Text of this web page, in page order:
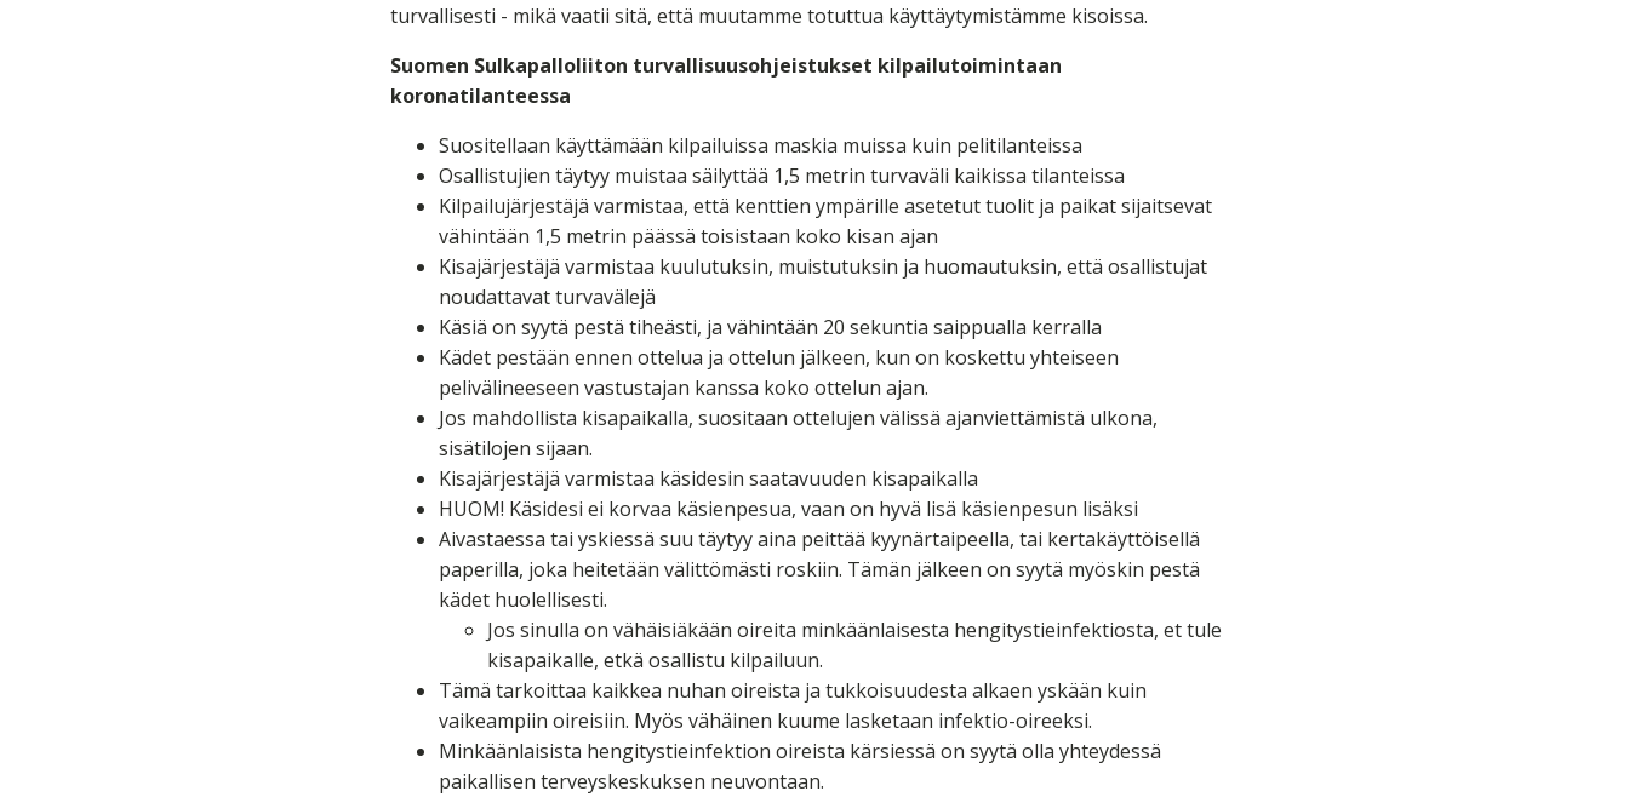
turvallisesti - mikä vaatii sitä, että muutamme totuttua käyttäytymistämme kisoissa.
Suomen Sulkapalloliiton turvallisuusohjeistukset kilpailutoimintaan
koronatilanteessa
Suositellaan käyttämään kilpailuissa maskia muissa kuin pelitilanteissa
Osallistujien täytyy muistaa säilyttää 1,5 metrin turvaväli kaikissa tilanteissa
Kilpailujärjestäjä varmistaa, että kenttien ympärille asetetut tuolit ja paikat sijaitsevat
vähintään 1,5 metrin päässä toisistaan koko kisan ajan
Kisajärjestäjä varmistaa kuulutuksin, muistutuksin ja huomautuksin, että osallistujat
noudattavat turvavälejä
Käsiä on syytä pestä tiheästi, ja vähintään 20 sekuntia saippualla kerralla
Kädet pestään ennen ottelua ja ottelun jälkeen, kun on koskettu yhteiseen
pelivälineeseen vastustajan kanssa koko ottelun ajan.
Jos mahdollista kisapaikalla, suositaan ottelujen välissä ajanviettämistä ulkona,
sisätilojen sijaan.
Kisajärjestäjä varmistaa käsidesin saatavuuden kisapaikalla
HUOM! Käsidesi ei korvaa käsienpesua, vaan on hyvä lisä käsienpesun lisäksi
Aivastaessa tai yskiessä suu täytyy aina peittää kyynärtaipeella, tai kertakäyttöisellä
paperilla, joka heitetään välittömästi roskiin. Tämän jälkeen on syytä myöskin pestä
kädet huolellisesti.
Jos sinulla on vähäisiäkään oireita minkäänlaisesta hengitystieinfektiosta, et tule
kisapaikalle, etkä osallistu kilpailuun.
Tämä tarkoittaa kaikkea nuhan oireista ja tukkoisuudesta alkaen yskään kuin
vaikeampiin oireisiin. Myös vähäinen kuume lasketaan infektio-oireeksi.
Minkäänlaisista hengitystieinfektion oireista kärsiessä on syytä olla yhteydessä
paikallisen terveyskeskuksen neuvontaan.